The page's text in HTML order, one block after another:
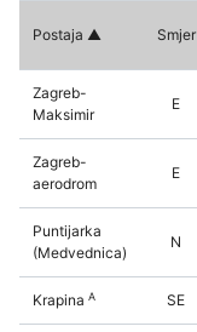
Postaja Smjer
Zagreb-
Maksimir
E
Zagreb-
aerodrom
E
Puntijarka
(Medvednica)
N
Krapina A SE